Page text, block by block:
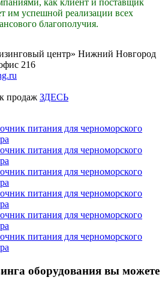
им успешной реализации всех
благополучия.
центр» Нижний Новгород
216
продаж ЗДЕСЬ
оборудования вы можете